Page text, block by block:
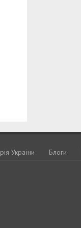
України Блоги